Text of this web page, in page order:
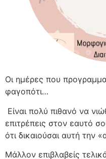
Οι ημέρες που
φαγοπότι…
Είναι πολύ πιθανό να
επιτρέπεις στον εαυτό
ότι δικαιούσαι αυτή την
Μάλλον επιβλαβείς